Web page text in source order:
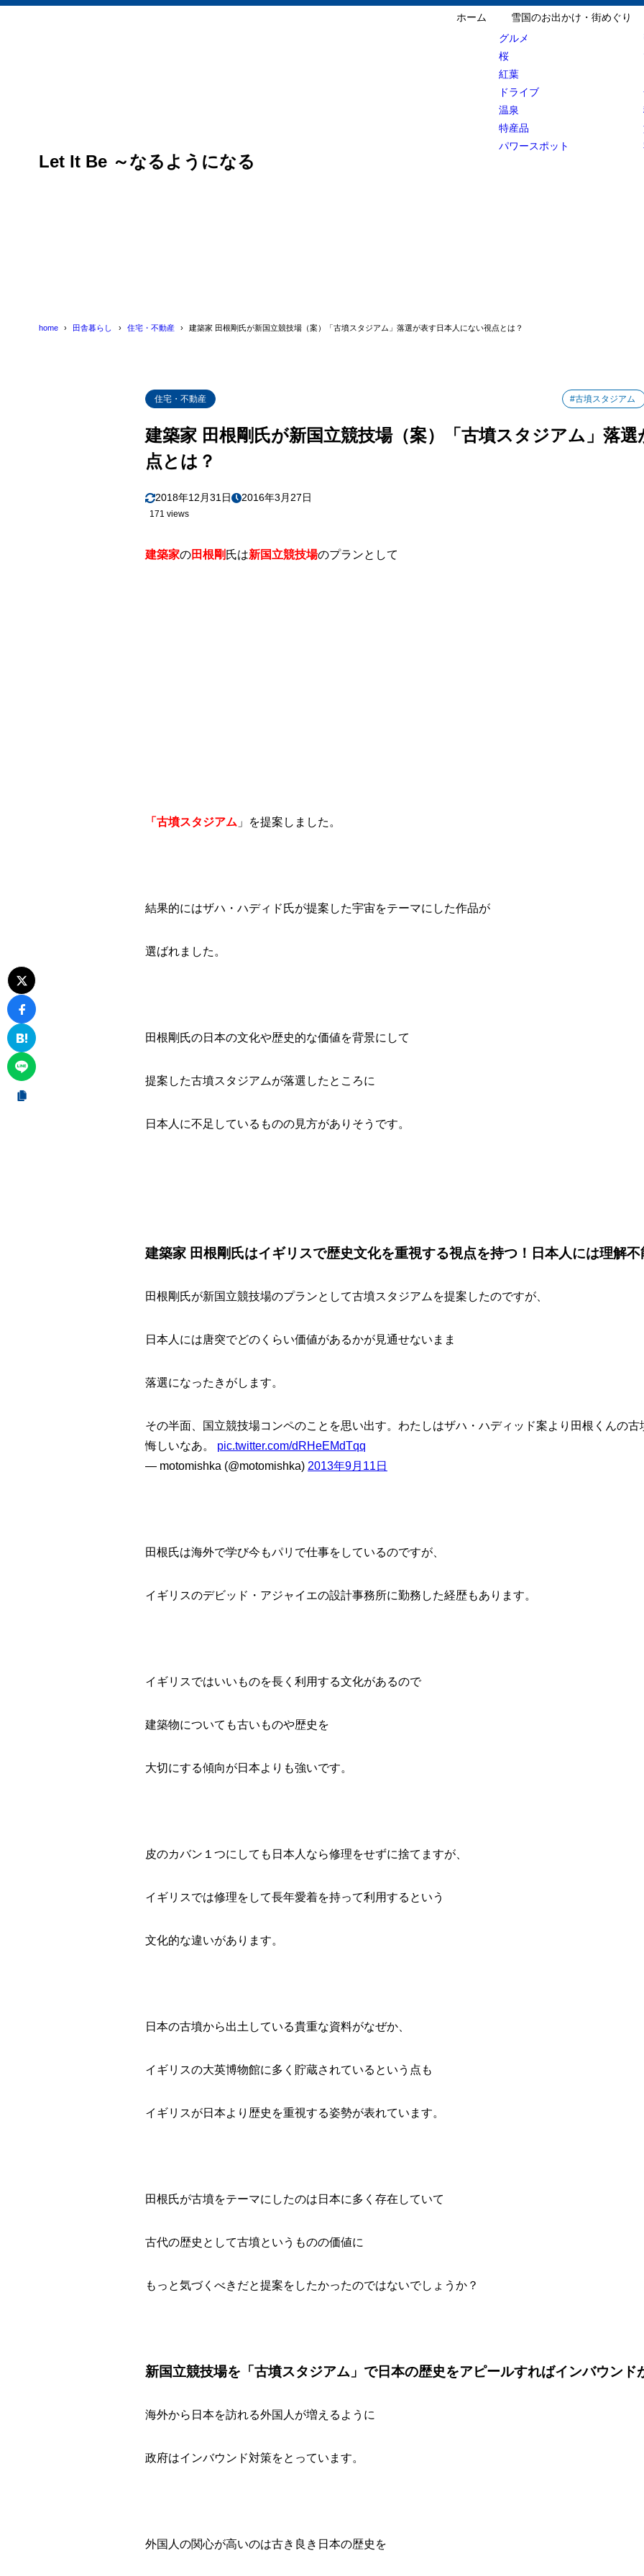
Let It Be ～なるようになる
ホーム
雪国のお出かけ・街めぐり
グルメ
桜
紅葉
ドライブ
温泉
特産品
パワースポット
home 田舎暮らし 住宅・不動産 建築家 田根剛氏が新国立競技場（案）「古墳スタジアム」落選が表す日本人にない視点とは？
住宅・不動産 #古墳スタジアム
建築家 田根剛氏が新国立競技場（案）「古墳スタジアム」落
点とは？
2018年12月31日 2016年3月27日
171 views
建築家の田根剛氏は新国立競技場のプランとして
「古墳スタジアム 」を提案しました。
結果的にはザハ・ハディド氏が提案した宇宙をテーマにした作品が
選ばれました。
田根剛氏の日本の文化や歴史的な価値を背景にして
提案した古墳スタジアムが落選したところに
日本人に不足しているものの見方がありそうです。
建築家 田根剛氏はイギリスで歴史文化を重視する視点を持つ！日本人には理解不
田根剛氏が新国立競技場のプランとして古墳スタジアムを提案したのですが、
日本人には唐突でどのくらい価値があるかが見通せないまま
落選になったきがします。
その半面、国立競技場コンペのことを思い出す。わたしはザハ・ハディッド案より田根くんの古
悔しいなあ。 pic.twitter.com/dRHeEMdTqq
— motomishka (@motomishka) 2013年9月11日
田根氏は海外で学び今もパリで仕事をしているのですが、
イギリスのデビッド・アジャイエの設計事務所に勤務した経歴もあります。
イギリスではいいものを長く利用する文化があるので
建築物についても古いものや歴史を
大切にする傾向が日本よりも強いです。
皮のカバン１つにしても日本人なら修理をせずに捨てますが、
イギリスでは修理をして長年愛着を持って利用するという
文化的な違いがあります。
日本の古墳から出土している貴重な資料がなぜか、
イギリスの大英博物館に多く貯蔵されているという点も
イギリスが日本より歴史を重視する姿勢が表れています。
田根氏が古墳をテーマにしたのは日本に多く存在していて
古代の歴史として古墳というものの価値に
もっと気づくべきだと提案をしたかったのではないでしょうか？
新国立競技場を「古墳スタジアム」で日本の歴史をアピールすればインバウンド
海外から日本を訪れる外国人が増えるように
政府はインバウンド対策をとっています。
外国人の関心が高いのは古き良き日本の歴史を